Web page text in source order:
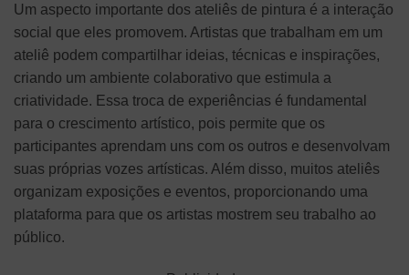
Um aspecto importante dos ateliês de pintura é a interação
social que eles promovem. Artistas que trabalham em um
ateliê podem compartilhar ideias, técnicas e inspirações,
criando um ambiente colaborativo que estimula a
criatividade. Essa troca de experiências é fundamental
para o crescimento artístico, pois permite que os
participantes aprendam uns com os outros e desenvolvam
suas próprias vozes artísticas. Além disso, muitos ateliês
organizam exposições e eventos, proporcionando uma
plataforma para que os artistas mostrem seu trabalho ao
público.